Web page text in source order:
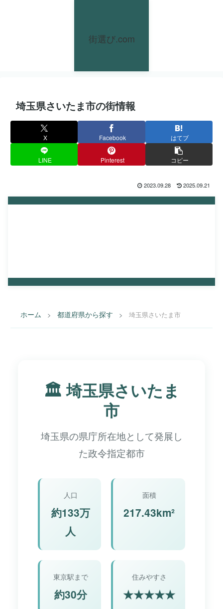
街選び.com
埼玉県さいたま市の街情報
X Facebook はてブ
LINE Pinterest コピー
2023.09.28 2025.09.21
ホーム > 都道府県から探す > 埼玉県さいたま市
🏛️ 埼玉県さいたま
市
埼玉県の県庁所在地として発展し
た政令指定都市
人口
約133万
人
面積
217.43km²
東京駅まで
約30分
住みやすさ
★★★★★